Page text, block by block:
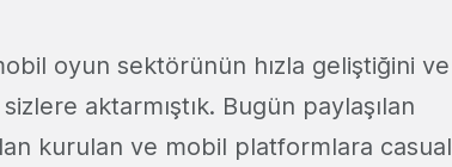
oyun sektörünün hızla geliştiğini ve
aktarmıştık. Bugün paylaşılan
kurulan ve mobil platformlara casual